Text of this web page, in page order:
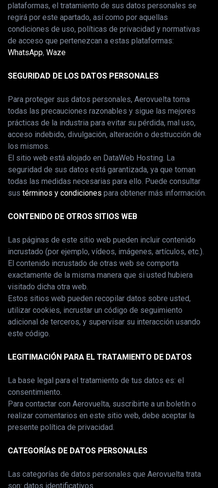
plataformas, el tratamiento de sus datos personales se
regirá por este apartado, así como por aquellas
condiciones de uso, políticas de privacidad y normativas
de acceso que pertenezcan a estas plataformas:
WhatsApp,Waze
SEGURIDAD DE LOS DATOS PERSONALES
Para proteger sus datos personales, Aerovuelta toma
todas las precauciones razonables y sigue las mejores
prácticas de la industria para evitar su pérdida, mal uso,
acceso indebido, divulgación, alteración o destrucción de
los mismos.
El sitio web está alojado en DataWeb Hosting. La
seguridad de sus datos está garantizada, ya que toman
todas las medidas necesarias para ello. Puede consultar
sustérminos y condiciones para obtener más información.
CONTENIDO DE OTROS SITIOS WEB
Las páginas de este sitio web pueden incluir contenido
incrustado (por ejemplo, vídeos, imágenes, artículos, etc.).
El contenido incrustado de otras web se comporta
exactamente de la misma manera que si usted hubiera
visitado dicha otra web.
Estos sitios web pueden recopilar datos sobre usted,
utilizar cookies, incrustar un código de seguimiento
adicional de terceros, y supervisar su interacción usando
este código.
LEGITIMACIÓN PARA EL TRATAMIENTO DE DATOS
La base legal para el tratamiento de tus datos es: el
consentimiento.
Para contactar con Aerovuelta, suscribirte a un boletín o
realizar comentarios en este sitio web, debe aceptar la
presente política de privacidad.
CATEGORÍAS DE DATOS PERSONALES
Las categorías de datos personales que Aerovuelta trata
son: datos identificativos.